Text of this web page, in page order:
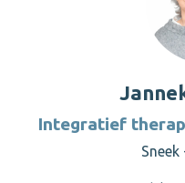
Integratief
Sneek